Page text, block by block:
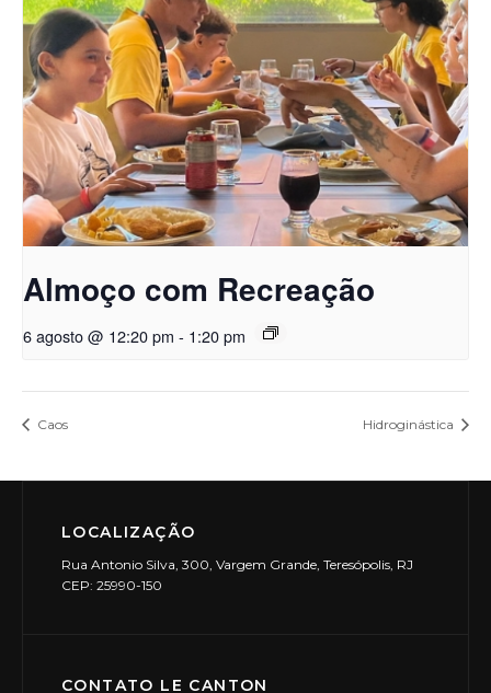
Almoço com Recreação
6 agosto @ 12:20 pm - 1:20 pm
Caos Hidroginástica
LOCALIZAÇÃO
Rua Antonio Silva, 300, Vargem Grande, Teresópolis, RJ
CEP: 25990-150
CONTATO LE CANTON